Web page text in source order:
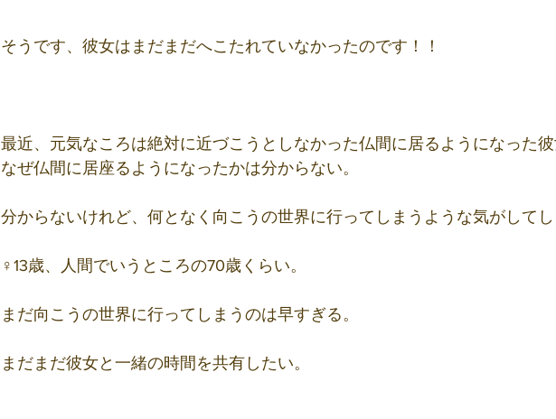
そうです、彼女はまだまだへこたれていなかったのです！！
最近、元気なころは絶対に近づこうとしなかった仏間に居るようになった彼
なぜ仏間に居座るようになったかは分からない。
分からないけれど、何となく向こうの世界に行ってしまうような気がしてし
♀13歳、人間でいうところの70歳くらい。
まだ向こうの世界に行ってしまうのは早すぎる。
まだまだ彼女と一緒の時間を共有したい。